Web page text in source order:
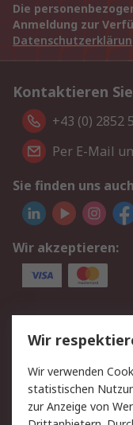
Die
Anmeldung zur
Kontaktieren
+43 (0) 2852
Per E-Mail
Sie finden uns
Wir akzeptieren:
Service
Value Added
Rücksendung/
Hilfe
Wir
Wir verwenden
statistischen
zur Anzeige von